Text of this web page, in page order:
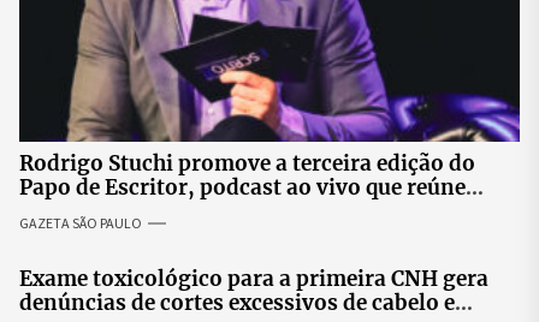
Rodrigo Stuchi promove a terceira edição do
Papo de Escritor, podcast ao vivo que reúne
especialistas para discutir saúde mental e
prosperidade.
GAZETA SÃO PAULO
Exame toxicológico para a primeira CNH gera
denúncias de cortes excessivos de cabelo e